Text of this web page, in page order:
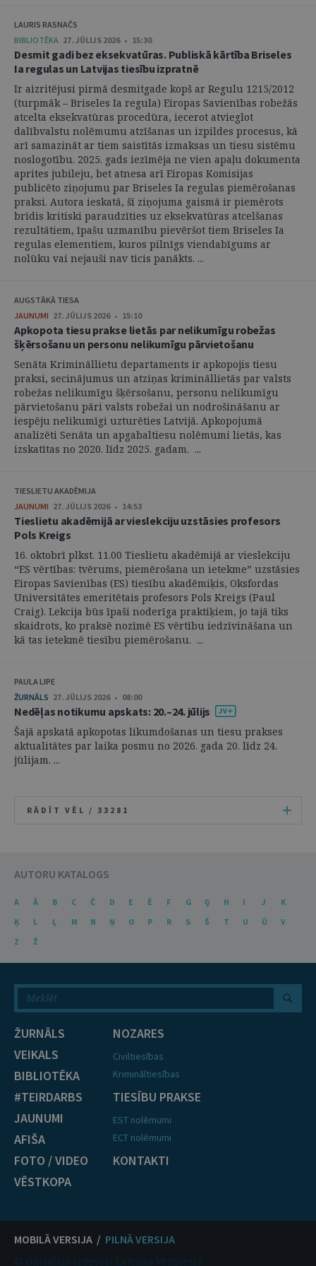
LAURIS RASNAČS
BIBLIOTĒKA 27. JŪLIJS 2026 • 15:30
Desmit gadi bez eksekvatūras. Publiskā kārtība Briseles
Ia regulas un Latvijas tiesību izpratnē
Ir aizritējusi pirmā desmitgade kopš ar Regulu 1215/2012
(turpmāk – Briseles Ia regula) Eiropas Savienības robežās
atcelta eksekvatūras procedūra, iecerot atvieglot
dalībvalstu nolēmumu atzīšanas un izpildes procesus, kā
arī samazināt ar tiem saistītās izmaksas un tiesu sistēmu
noslogotību. 2025. gads iezīmēja ne vien apaļu dokumenta
aprites jubileju, bet atnesa arī Eiropas Komisijas
publicēto ziņojumu par Briseles Ia regulas piemērošanas
praksi. Autora ieskatā, šī ziņojuma gaismā ir piemērots
brīdis kritiski paraudzīties uz eksekvatūras atcelšanas
rezultātiem, īpašu uzmanību pievēršot tiem Briseles Ia
regulas elementiem, kuros pilnīgs viendabīgums ar
nolūku vai nejauši nav ticis panākts. ...
AUGSTĀKĀ TIESA
JAUNUMI 27. JŪLIJS 2026 • 15:10
Apkopota tiesu prakse lietās par nelikumīgu robežas
šķērsošanu un personu nelikumīgu pārvietošanu
Senāta Krimināllietu departaments ir apkopojis tiesu
praksi, secinājumus un atziņas krimināllietās par valsts
robežas nelikumīgu šķērsošanu, personu nelikumīgu
pārvietošanu pāri valsts robežai un nodrošināšanu ar
iespēju nelikumīgi uzturēties Latvijā. Apkopojumā
analizēti Senāta un apgabaltiesu nolēmumi lietās, kas
izskatītas no 2020. līdz 2025. gadam. ...
TIESLIETU AKADĒMIJA
JAUNUMI 27. JŪLIJS 2026 • 14:53
Tieslietu akadēmijā ar vieslekciju uzstāsies profesors
Pols Kreigs
16. oktobrī plkst. 11.00 Tieslietu akadēmijā ar vieslekciju
“ES vērtības: tvērums, piemērošana un ietekme” uzstāsies
Eiropas Savienības (ES) tiesību akadēmiķis, Oksfordas
Universitātes emeritētais profesors Pols Kreigs (Paul
Craig). Lekcija būs īpaši noderīga praktiķiem, jo tajā tiks
skaidrots, ko praksē nozīmē ES vērtību iedzīvināšana un
kā tas ietekmē tiesību piemērošanu. ...
PAULA LIPE
ŽURNĀLS 27. JŪLIJS 2026 • 08:00
Nedēļas notikumu apskats: 20.–24. jūlijs
Šajā apskatā apkopotas likumdošanas un tiesu prakses
aktualitātes par laika posmu no 2026. gada 20. līdz 24.
jūlijam. ...
RĀDĪT VĒL / 33281
AUTORU KATALOGS
A Ā B C Č D E Ē F G Ģ H I J
K
Ķ
L Ļ M N Ņ O P R S Š T U Ū
V
Z
Ž
ŽURNĀLS
VEIKALS
BIBLIOTĒKA
#TEIRDARBS
JAUNUMI
AFIŠA
FOTO / VIDEO
VĒSTKOPA
NOZARES
Civiltiesības
Krimināltiesības
TIESĪBU PRAKSE
EST nolēmumi
ECT nolēmumi
KONTAKTI
MOBILĀ VERSIJA / PILNĀ VERSIJA
© Oficiālais izdevējs Latvijas Vēstnesis